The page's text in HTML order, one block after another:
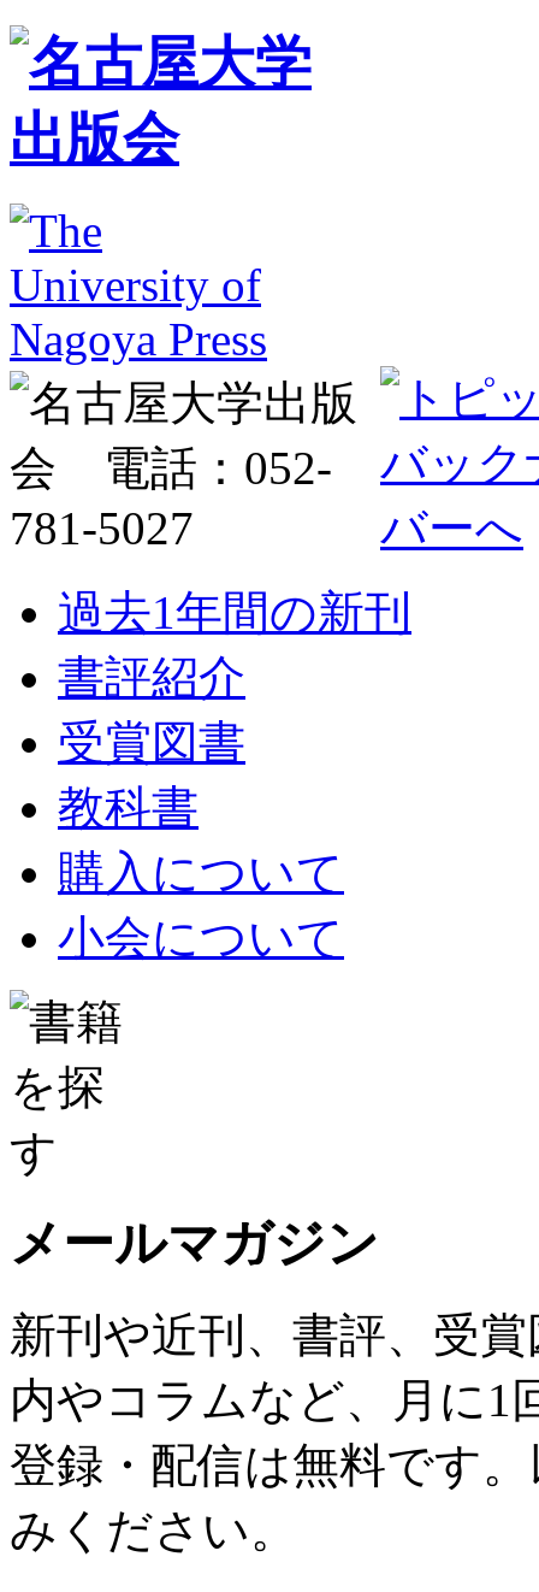
過去1年間の新刊
書評紹介
受賞図書
教科書
購入について
小会について
メールマガジン
新刊や近刊、書評、受
内やコラムなど、月に1
登録・配信は無料です
みください。